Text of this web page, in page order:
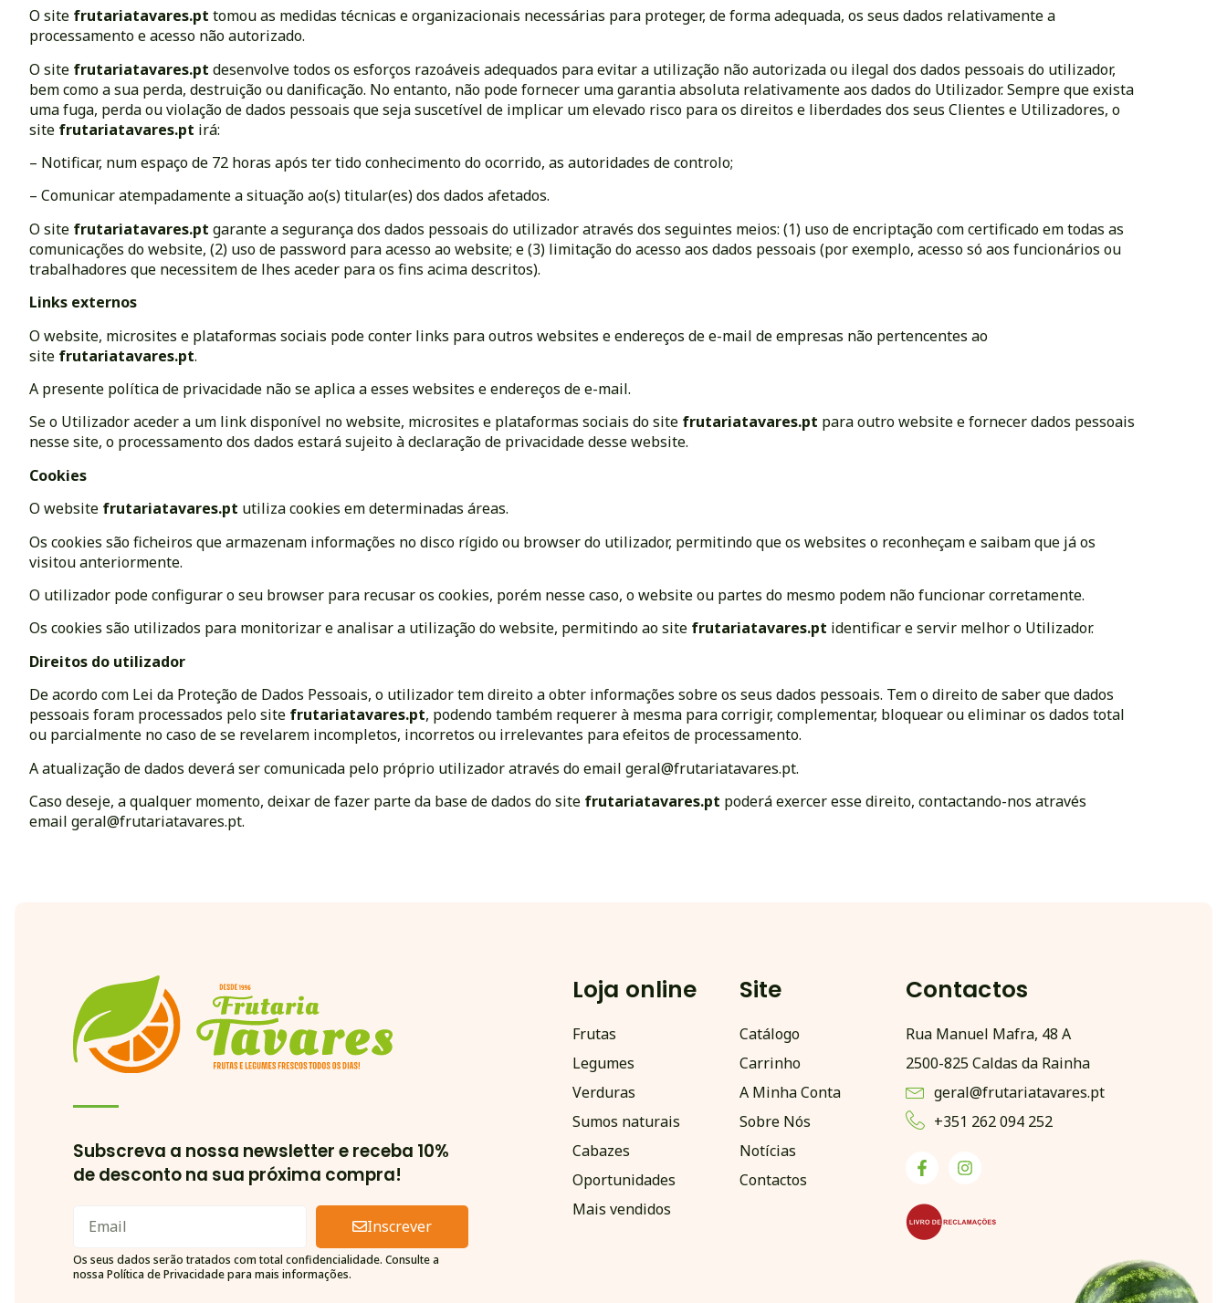
O site frutariatavares.pt tomou as medidas técnicas e organizacionais necessárias para proteger, de forma adequada, os seus dados relativamente a
processamento e acesso não autorizado.
O site frutariatavares.pt desenvolve todos os esforços razoáveis adequados para evitar a utilização não autorizada ou ilegal dos dados pessoais do utilizador,
bem como a sua perda, destruição ou danificação. No entanto, não pode fornecer uma garantia absoluta relativamente aos dados do Utilizador. Sempre que exista
uma fuga, perda ou violação de dados pessoais que seja suscetível de implicar um elevado risco para os direitos e liberdades dos seus Clientes e Utilizadores, o
site frutariatavares.pt irá:
– Notificar, num espaço de 72 horas após ter tido conhecimento do ocorrido, as autoridades de controlo;
– Comunicar atempadamente a situação ao(s) titular(es) dos dados afetados.
O site frutariatavares.pt garante a segurança dos dados pessoais do utilizador através dos seguintes meios: (1) uso de encriptação com certificado em todas as
comunicações do website, (2) uso de password para acesso ao website; e (3) limitação do acesso aos dados pessoais (por exemplo, acesso só aos funcionários ou
trabalhadores que necessitem de lhes aceder para os fins acima descritos).
Links externos
O website, microsites e plataformas sociais pode conter links para outros websites e endereços de e-mail de empresas não pertencentes ao
site frutariatavares.pt.
A presente política de privacidade não se aplica a esses websites e endereços de e-mail.
Se o Utilizador aceder a um link disponível no website, microsites e plataformas sociais do site frutariatavares.pt para outro website e fornecer dados pessoais
nesse site, o processamento dos dados estará sujeito à declaração de privacidade desse website.
Cookies
O website frutariatavares.pt utiliza cookies em determinadas áreas.
Os cookies são ficheiros que armazenam informações no disco rígido ou browser do utilizador, permitindo que os websites o reconheçam e saibam que já os
visitou anteriormente.
O utilizador pode configurar o seu browser para recusar os cookies, porém nesse caso, o website ou partes do mesmo podem não funcionar corretamente.
Os cookies são utilizados para monitorizar e analisar a utilização do website, permitindo ao site frutariatavares.pt identificar e servir melhor o Utilizador.
Direitos do utilizador
De acordo com Lei da Proteção de Dados Pessoais, o utilizador tem direito a obter informações sobre os seus dados pessoais. Tem o direito de saber que dados
pessoais foram processados pelo site frutariatavares.pt, podendo também requerer à mesma para corrigir, complementar, bloquear ou eliminar os dados total
ou parcialmente no caso de se revelarem incompletos, incorretos ou irrelevantes para efeitos de processamento.
A atualização de dados deverá ser comunicada pelo próprio utilizador através do email geral@frutariatavares.pt.
Caso deseje, a qualquer momento, deixar de fazer parte da base de dados do site frutariatavares.pt poderá exercer esse direito, contactando-nos através
email geral@frutariatavares.pt.
Subscreva a nossa newsletter e receba 10%
de desconto na sua próxima compra!
Inscrever
Alternative:
Os seus dados serão tratados com total confidencialidade. Consulte a
nossa Política de Privacidade para mais informações.
Loja online
Frutas
Legumes
Verduras
Sumos naturais
Cabazes
Oportunidades
Mais vendidos
Site
Catálogo
Carrinho
A Minha Conta
Sobre Nós
Notícias
Contactos
Contactos
Rua Manuel Mafra, 48 A
2500-825 Caldas da Rainha
geral@frutariatavares.pt
+351 262 094 252